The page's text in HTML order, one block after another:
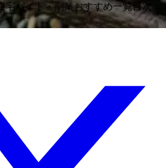
宅バイト・副業おすすめ一覧目次